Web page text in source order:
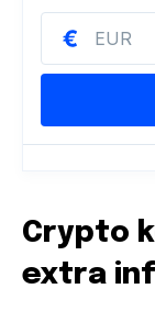
Crypto
extra